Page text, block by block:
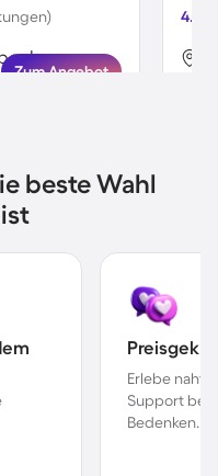
Zum Angebot
4.5
beste Wahl
Erlebe
Support bei
Bedenken.